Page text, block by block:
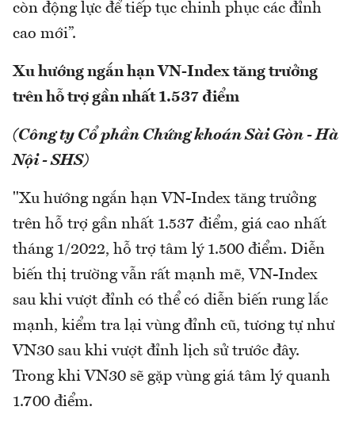
còn động lực để tiếp tục chinh phục các đỉnh
cao mới”.
Xu hướng ngắn hạn VN-Index tăng trưởng
trên hỗ trợ gần nhất 1.537 điểm
(Công ty Cổ phần Chứng khoán Sài Gòn - Hà
Nội - SHS)
"Xu hướng ngắn hạn VN-Index tăng trưởng
trên hỗ trợ gần nhất 1.537 điểm, giá cao nhất
tháng 1/2022, hỗ trợ tâm lý 1.500 điểm. Diễn
biến thị trường vẫn rất mạnh mẽ, VN-Index
sau khi vượt đỉnh có thể có diễn biến rung lắc
mạnh, kiểm tra lại vùng đỉnh cũ, tương tự như
VN30 sau khi vượt đỉnh lịch sử trước đây.
Trong khi VN30 sẽ gặp vùng giá tâm lý quanh
1.700 điểm.